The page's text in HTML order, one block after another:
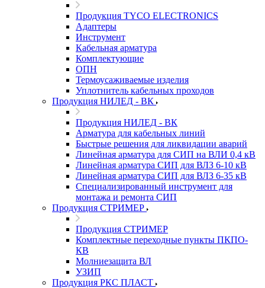
Продукция TYCO ELECTRONICS
Адаптеры
Инструмент
Кабельная арматура
Комплектующие
ОПН
Термоусаживаемые изделия
Уплотнитель кабельных проходов
Продукция НИЛЕД - ВК
Продукция НИЛЕД - ВК
Арматура для кабельных линий
Быстрые решения для ликвидации аварий
Линейная арматура для СИП на ВЛИ 0,4 кВ
Линейная арматура СИП для ВЛЗ 6-10 кВ
Линейная арматура СИП для ВЛЗ 6-35 кВ
Специализированный инструмент для
монтажа и ремонта СИП
Продукция СТРИМЕР
Продукция СТРИМЕР
Комплектные переходные пункты ПКПО-
КВ
Молниезащита ВЛ
УЗИП
Продукция РКС ПЛАСТ